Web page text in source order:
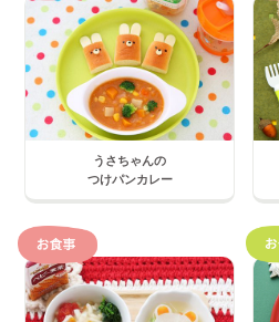
うさちゃんの
つけパンカレー